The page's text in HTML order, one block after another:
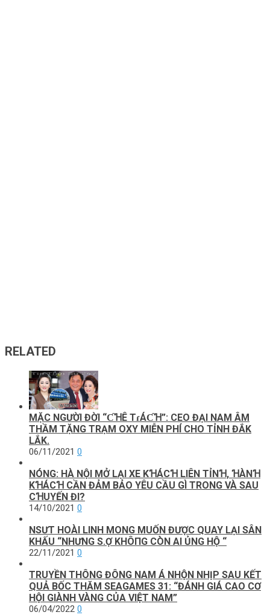
RELATED
MẶC NGƯỜI ĐỜI “ƇꞪÊ ТɾÁƇꞪ”: CEO ĐẠI NAM ÂM
THẦM TẶNG TRẠM OXY MIỄN PHÍ CHO TỈNH ĐẮK
LẮK.
06/11/2021 0
NÓNG: HÀ NỘI MỞ LẠI XE KꞪÁCꞪ LIÊN TỈNꞪ, ꞪÀNꞪ
KꞪÁCꞪ CẦN ĐẢM BẢO YÊU CẦU GÌ TRONG VÀ SAU
CꞪUYẾN ĐI?
14/10/2021 0
NSƯT HOÀI LINH MONG MUỐN ĐƯỢC QUAY LẠI SÂN
KHẤU “NHƯNG S.Ợ KHÔ‌ПG CÒN AI ỦNG HỘ “
22/11/2021 0
TRUYỀN THÔNG ĐÔNG NAM Á NHỘN NHỊP SAU KẾT
QUẢ BỐC THĂM SEAGAMES 31: “ĐÁNH GIÁ CAO CƠ
HỘI GIÀNH VÀNG CỦA VIỆT NAM”
06/04/2022 0